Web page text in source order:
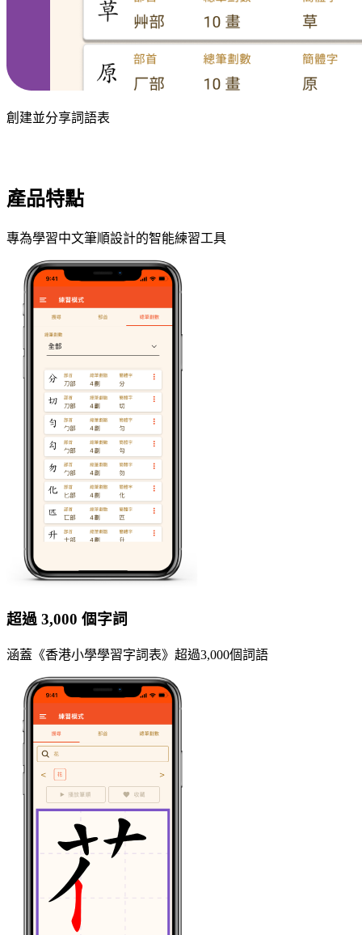
創建並分享詞語表
產品特點
專為學習中文筆順設計的智能練習工具
超過 3,000 個字詞
涵蓋《香港小學學習字詞表》超過3,000個詞語